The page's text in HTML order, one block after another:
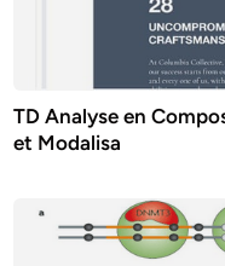
TD Analyse en
et Modalisa